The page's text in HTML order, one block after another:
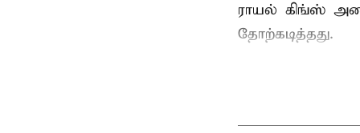
ராயல் கிங்ஸ்
தோற்கடித்தது.